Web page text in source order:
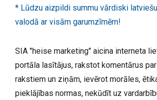
* Lūdzu aizpildi summu vārdiski latviešu
valodā ar visām garumzīmēm!
SIA "heise marketing" aicina interneta
portāla lasītājus, rakstot komentārus
rakstiem un ziņām, ievērot morāles,
pieklājības normas, nekūdīt uz